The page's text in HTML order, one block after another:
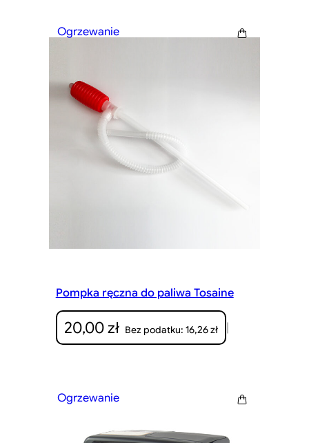
Ogrzewanie
Pompka ręczna do paliwa Tosaine
20,00zł Bez podatku: 16,26zł |
Ogrzewanie